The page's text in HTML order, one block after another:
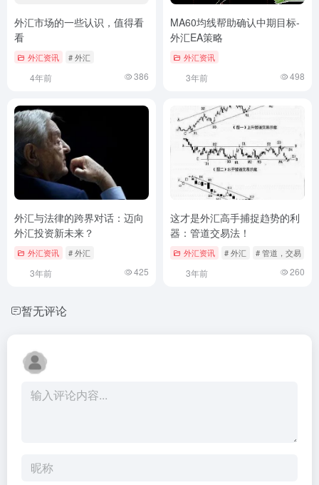
外汇市场的一些认识，值得看
看
外汇资讯 # 外汇
4年前 386
MA60均线帮助确认中期目标-
外汇EA策略
外汇资讯
3年前 498
外汇与法律的跨界对话：迈向
外汇投资新未来？
外汇资讯 # 外汇
3年前 425
这才是外汇高手捕捉趋势的利
器：管道交易法！
外汇资讯 # 外汇 # 管道，交易
3年前 260
暂无评论